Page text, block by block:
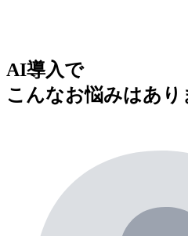
AI導入で
こんなお悩みはあり